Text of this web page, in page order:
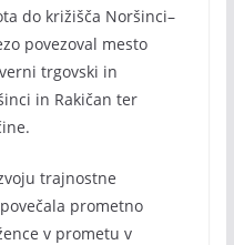
do križišča Noršinci–
povezoval mesto
trgovski in
in Rakičan ter
trajnostne
prometno
v prometu v